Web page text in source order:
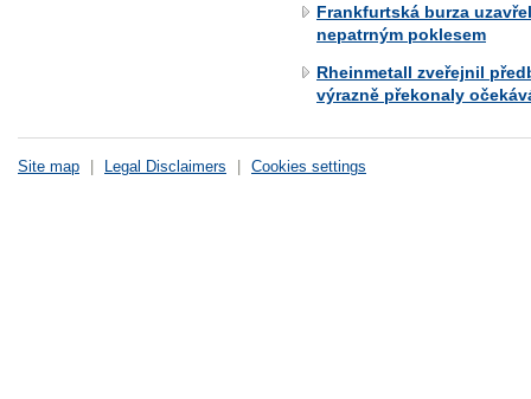
Frankfurtská burza
nepatrným poklesem
Rheinmetall zveřejnil
výrazně překonaly
Site map Legal Disclaimers Cookies settings